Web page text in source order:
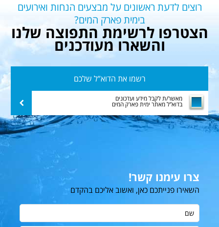
רוצים לדעת ראשונים על מבצעים הנחות ואירועים
בימית פארק המים?
הצטרפו לרשימת התפוצה שלנו
והשארו מעודכנים
הדוא”ל
שלכם
מאשר/ת לקבל מידע ועדכונים
בדוא”ל מאתר ימית פארק המים
צרו עימנו קשר!
השאירו פנייתכם כאן, ואשוב אליכם בהקדם
שם